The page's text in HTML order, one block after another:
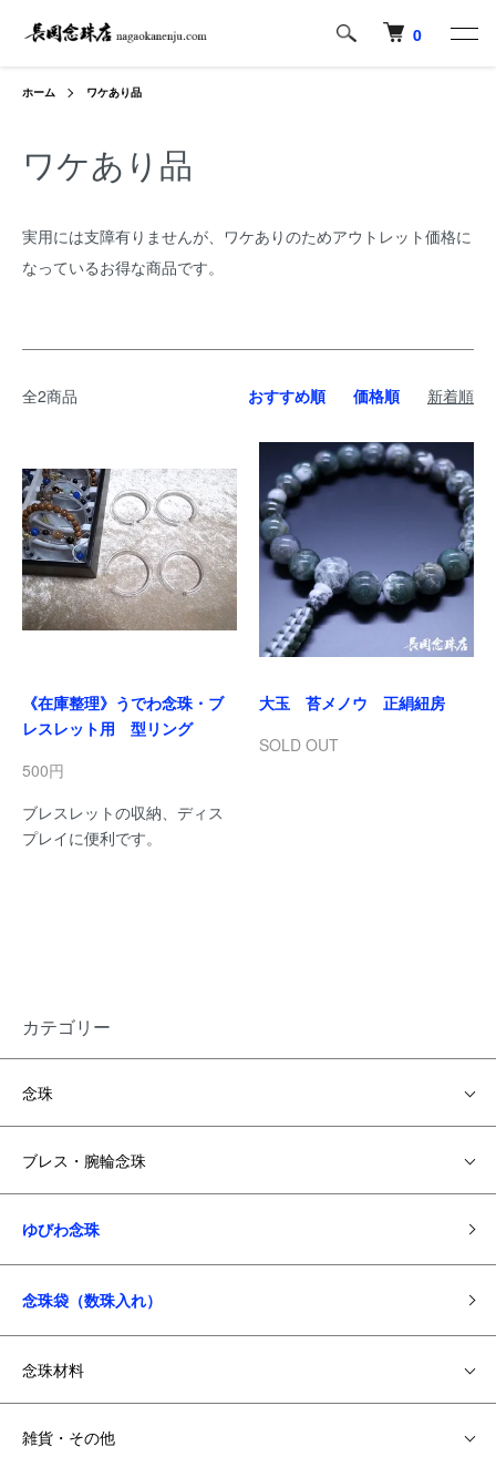
0
ホーム ワケあり品
ワケあり品
実用には支障有りませんが、ワケありのためアウトレット価格に
なっているお得な商品です。
全2商品 おすすめ順 価格順 新着順
《在庫整理》うでわ念珠・ブ
レスレット用 型リング
500円
ブレスレットの収納、ディス
プレイに便利です。
大玉 苔メノウ 正絹紐房
SOLD OUT
カテゴリー
念珠
ブレス・腕輪念珠
ゆびわ念珠
念珠袋（数珠入れ）
念珠材料
雑貨・その他